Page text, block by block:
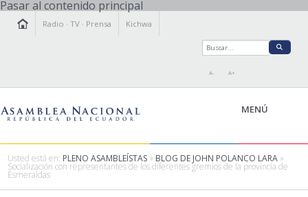
Pasar al contenido principal
Radio ·TV · Prensa Kichwa
A- A+
MENÚ
Usted está en: PLENO ASAMBLEÍSTAS » BLOG DE JOHN POLANCO LARA »
Socialización con representantes de los diferentes gremios de la provincia de
Esmeraldas